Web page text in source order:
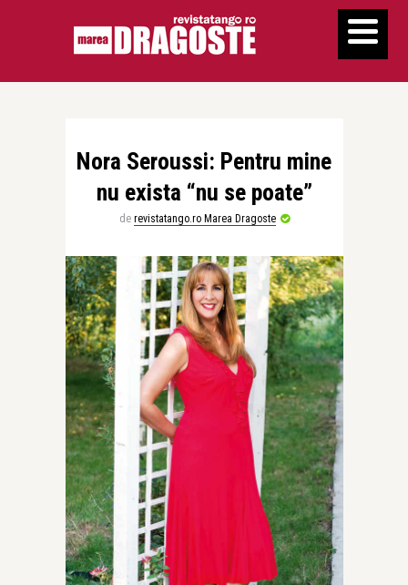
Nora Seroussi: Pentru mine
nu exista “nu se poate”
de revistatango.ro Marea Dragoste